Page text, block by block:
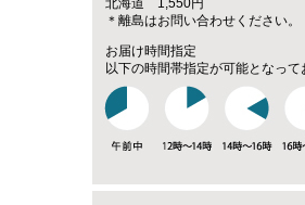
北海道 1,550円
＊離島はお問い合わせください。
お届け時間指定
以下の時間帯指定が可能となって